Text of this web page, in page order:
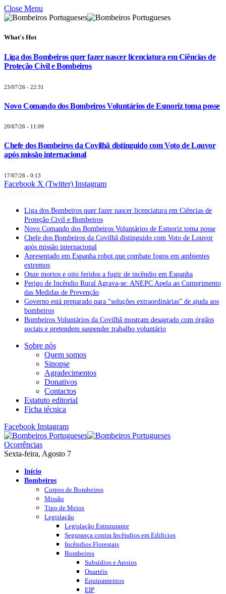
Close Menu
What's Hot
Liga dos Bombeiros quer fazer nascer licenciatura em Ciências de
Proteção Civil e Bombeiros
23/07/26 - 22:31
Novo Comando dos Bombeiros Voluntários de Esmoriz toma posse
20/07/26 - 11:09
Chefe dos Bombeiros da Covilhã distinguido com Voto de Louvor
após missão internacional
17/07/26 - 0:13
Facebook X (Twitter) Instagram
Liga dos Bombeiros quer fazer nascer licenciatura em Ciências de
Proteção Civil e Bombeiros
Novo Comando dos Bombeiros Voluntários de Esmoriz toma posse
Chefe dos Bombeiros da Covilhã distinguido com Voto de Louvor
após missão internacional
Apresentado em Espanha robot que combate fogos em ambientes
extremos
Onze mortos e oito feridos a fugir de incêndio em Espanha
Perigo de Incêndio Rural Agrava-se: ANEPC Apela ao Cumprimento
das Medidas de Prevenção
Governo está preparado para “soluções extraordinárias” de ajuda aos
bombeiros
Bombeiros Voluntários da Covilhã mostram desagrado com órgãos
sociais e pretendem suspender trabalho voluntário
Sobre nós
Quem somos
Sinopse
Agradecimentos
Donativos
Contactos
Estatuto editorial
Ficha técnica
Facebook Instagram
Ocorrências
Sexta-feira, Agosto 7
Início
Bombeiros
Corpos de Bombeiros
Missão
Tipo de Meios
Legislação
Legislação Estruturante
Segurança contra Incêndios em Edificios
Incêndios Florestais
Bombeiros
Subsídios e Apoios
Quartéis
Equipamentos
EIP